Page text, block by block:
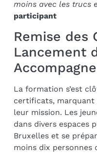
moins avec les trucs
participant
Remise des
Lancement
La formation s’est
certificats,
leur mission. Les
dans divers espaces
Bruxelles et se
moins dix personnes